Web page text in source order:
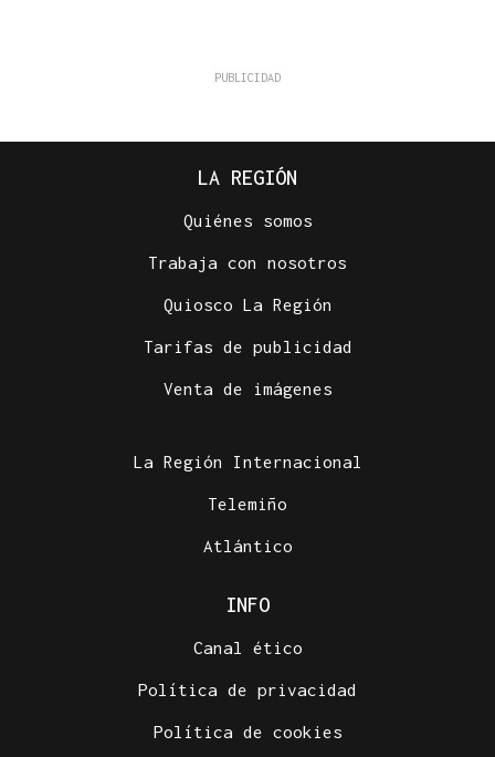
LA REGIÓN
Quiénes somos
Trabaja con nosotros
Quiosco La Región
Tarifas de publicidad
Venta de imágenes
La Región Internacional
Telemiño
Atlántico
INFO
Canal ético
Política de privacidad
Política de cookies